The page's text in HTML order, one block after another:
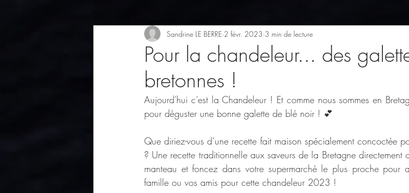
Pour la chandeleur... des
bretonnes !
Sandrine LE BERRE 2 févr. 2023 3 min de lecture
Aujourd'hui c’est la Chandeleur ! Et comme nous sommes en
pour déguster une bonne galette de blé noir ! 💕
Que diriez-vous d’une recette fait maison spécialement concoctée
? Une recette traditionnelle aux saveurs de la Bretagne
manteau et foncez dans votre supermarché le plus proche pour
famille ou vos amis pour cette chandeleur 2023 !